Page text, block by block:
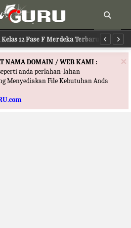
Kelas 12 Fase F Merdeka Terbaru
12 Fase F Merdeka Terbaru
×
NAMA DOMAIN / WEB KAMI :
anda perlahan-lahan
Menyediakan File Kebutuhan Anda